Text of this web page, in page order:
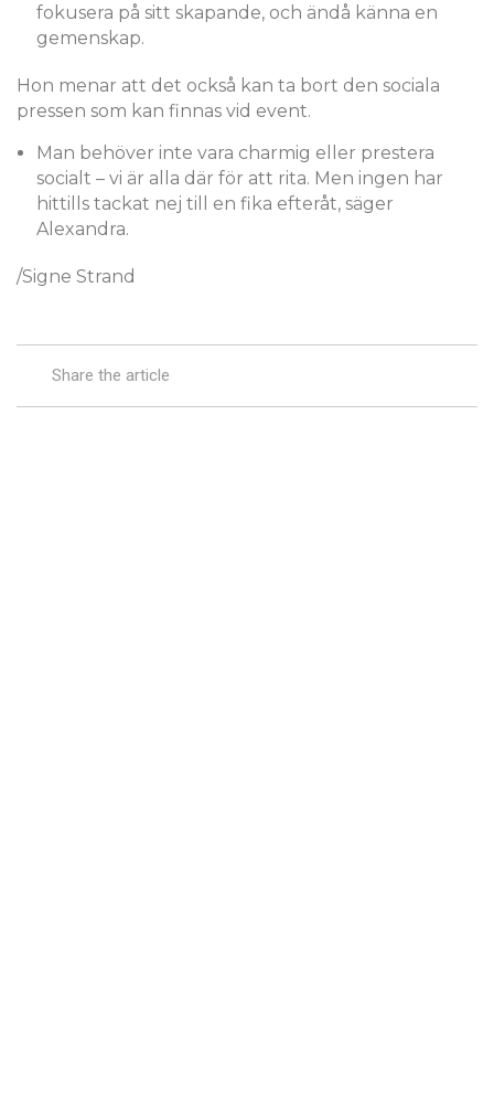
fokusera på sitt skapande, och ändå känna en
gemenskap.
Hon menar att det också kan ta bort den sociala
pressen som kan finnas vid event.
Man behöver inte vara charmig eller prestera
socialt – vi är alla där för att rita. Men ingen har
hittills tackat nej till en fika efteråt, säger
Alexandra.
/Signe Strand
Share the article